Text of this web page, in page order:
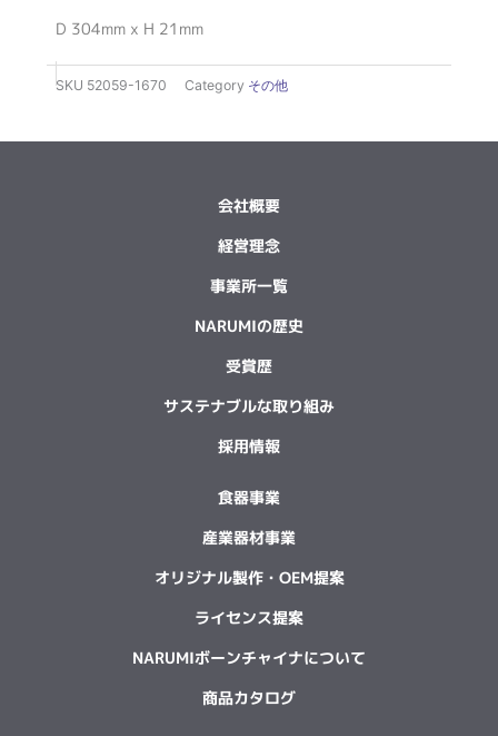
D 304mm x H 21mm
SKU 52059-1670 Category その他
会社概要
経営理念
事業所一覧
NARUMIの歴史
受賞歴
サステナブルな取り組み
採用情報
食器事業
産業器材事業
オリジナル製作・OEM提案
ライセンス提案
NARUMIボーンチャイナについて
商品カタログ